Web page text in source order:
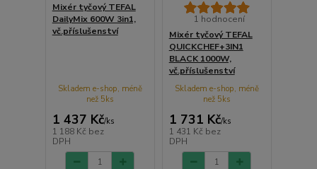
Mixér tyčový TEFAL
DailyMix 600W 3in1,
vč.příslušenství
1 437 Kč/ks
1 188 Kč bez
DPH
Skladem e-shop, méně
než 5ks
1 hodnocení
Mixér tyčový TEFAL
QUICKCHEF+3IN1
BLACK 1000W,
vč.příslušenství
1 731 Kč/ks
1 431 Kč bez
DPH
Skladem e-shop, méně
než 5ks